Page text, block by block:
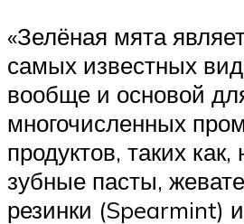
«Зелёная мята
самых известных
вообще и основой
многочисленных
продуктов, таких
зубные пасты,
резинки (Spearmint)